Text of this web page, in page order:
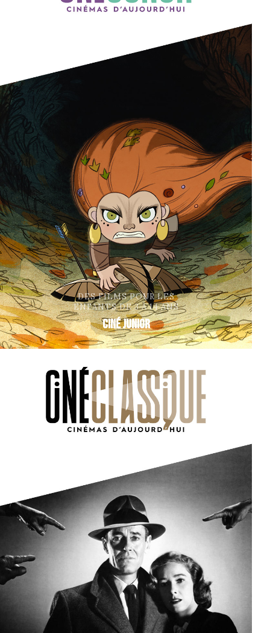
DES FILMS POUR LES
ENFANTS DE 3 À 14 ANS
Ciné Junior